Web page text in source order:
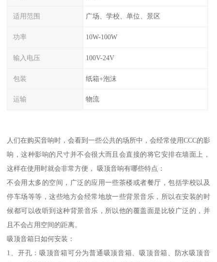
适用范围 广场、学校、单位、景区
功率 10W-100W
输入电压 100V-24V
包装 纸箱+泡沫
运输 物流
人们在购买音响时，会看到一些公共的场所中，会经常使用CCC的影
响，这种影响的尺寸并不会很大而且会直接的将它安排在墙面上，
这样在使用时就会非常方便， 吸顶音响有哪些特点：
不会用太多的空间，广泛的应用一些茶楼或者餐厅，包括学校以及
停车场等等，这些地方会经常地放一些背景音乐，所以在安装的时
候都可以收听到这种背景音乐，所以他的覆盖面是比较广泛的，并
且不会占用空间的距离。
吸顶音箱日如何安装：
1、开孔：吸顶音箱可分为普通吸顶音箱、吸顶音箱、防水吸顶音